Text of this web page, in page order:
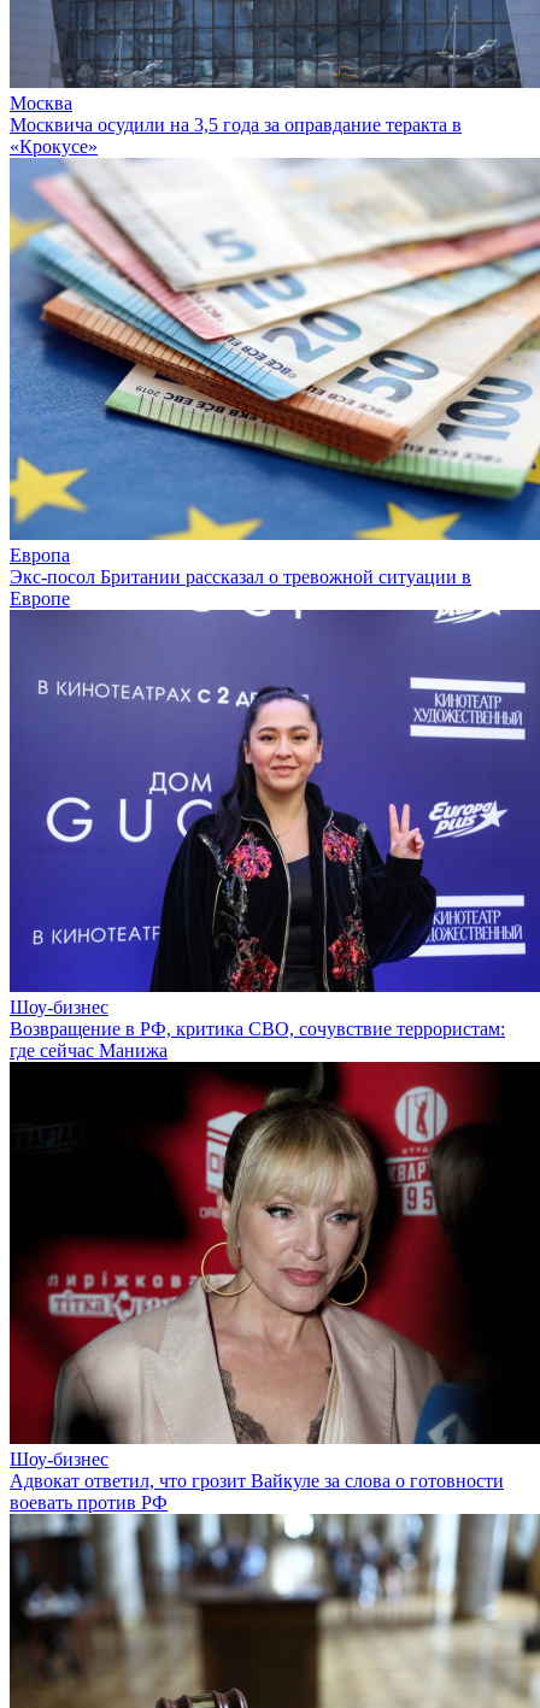
Москва
Москвича осудили на 3,5 года за оправдание теракта в
«Крокусе»
Европа
Экс-посол Британии рассказал о тревожной ситуации в
Европе
Шоу-бизнес
Возвращение в РФ, критика СВО, сочувствие террористам:
где сейчас Манижа
Шоу-бизнес
Адвокат ответил, что грозит Вайкуле за слова о готовности
воевать против РФ